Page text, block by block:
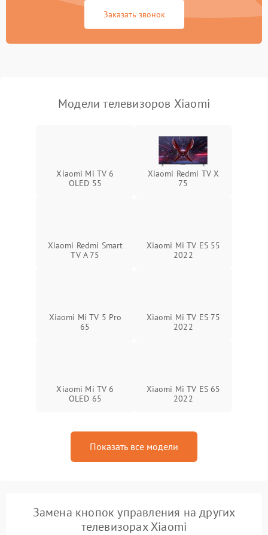
Заказать звонок
Модели телевизоров Xiaomi
Xiaomi Mi TV 6
OLED 55
Xiaomi Redmi TV X
75
Xiaomi Redmi Smart
TV A 75
Xiaomi Mi TV ES 55
2022
Xiaomi Mi TV 5 Pro
65
Xiaomi Mi TV ES 75
2022
Xiaomi Mi TV 6
OLED 65
Xiaomi Mi TV ES 65
2022
Показать все модели
Замена кнопок управления на других
телевизорах Xiaomi